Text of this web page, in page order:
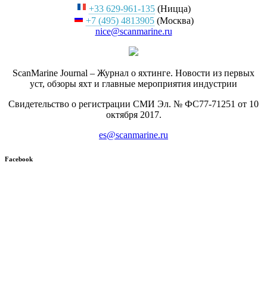
+33 629-961-135(Ницца)
+7 (495) 4813905(Москва)
nice@scanmarine.ru
ScanMarine Journal – Журнал о яхтинге. Новости из первых
уст, обзоры яхт и главные мероприятия индустрии
Свидетельство о регистрации СМИ Эл. № ФС77-71251 от 10
октября 2017.
es@scanmarine.ru
Facebook